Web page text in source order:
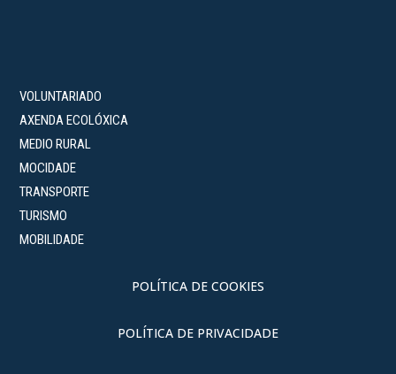
VOLUNTARIADO
AXENDA ECOLÓXICA
MEDIO RURAL
MOCIDADE
TRANSPORTE
TURISMO
MOBILIDADE
POLÍTICA DE COOKIES
POLÍTICA DE PRIVACIDADE